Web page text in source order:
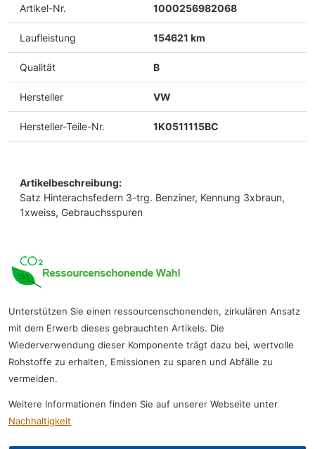
Artikel-Nr. 1000256982068
Laufleistung 154621 km
Qualität B
Hersteller VW
Hersteller-Teile-Nr. 1K0511115BC
Artikelbeschreibung:
Satz Hinterachsfedern 3-trg. Benziner, Kennung 3xbraun,
1xweiss, Gebrauchsspuren
Unterstützen Sie einen ressourcenschonenden, zirkulären Ansatz
mit dem Erwerb dieses gebrauchten Artikels. Die
Wiederverwendung dieser Komponente trägt dazu bei, wertvolle
Rohstoffe zu erhalten, Emissionen zu sparen und Abfälle zu
vermeiden.
Weitere Informationen finden Sie auf unserer Webseite unter
Nachhaltigkeit